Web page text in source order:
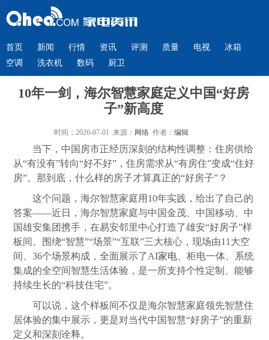
首页 新闻 行情 资讯 评测 质量 电视
冰箱
空调
洗衣机 数码 厨卫
10年一剑，海尔智慧家庭定义中国“好房
子”新高度
时间：2026-07-01 来源： 网络作者： 编辑
当下，中国房市正经历深刻的结构性调整：住房供给
从“有没有”转向“好不好”，住房需求从“有房住”变成“住好
房”。那到底，什么样的房子才算真正的“好房子”？
这个问题，海尔智慧家庭用10年实践，给出了自己的
答案——近日，海尔智慧家庭与中国金茂、中国移动、中
国雄安集团携手，在易安邻里中心打造了雄安“好房子”样
板间。围绕“智慧”“场景”“互联”三大核心，现场由11大空
间、36个场景构成，全面展示了AI家电 、柜电一体、系统
集成的全空间智慧生活体验，是一所支持个性定制、能够
持续生长的“科技住宅”。
可以说，这个样板间不仅是海尔智慧家庭领先智慧住
居体验的集中展示，更是对当代中国智慧“好房子”的重新
定义和深刻诠释。